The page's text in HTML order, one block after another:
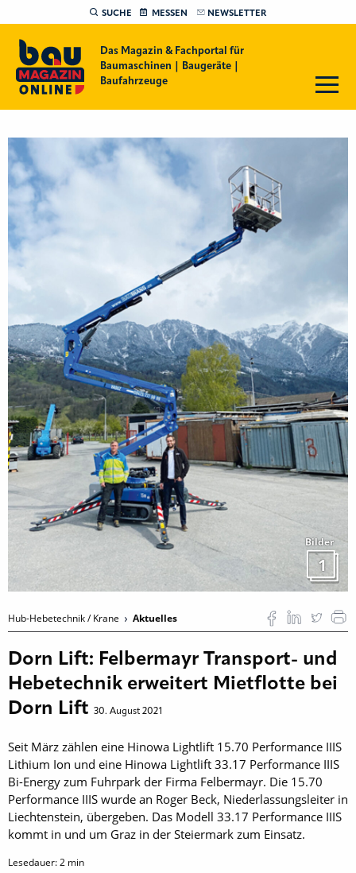
SUCHE MESSEN NEWSLETTER
Das Magazin & Fachportal für
Baumaschinen | Baugeräte |
Baufahrzeuge
Bilder
1
Hub-Hebetechnik / Krane Aktuelles
Dorn Lift: Felbermayr Transport- und
Hebetechnik erweitert Mietflotte bei
Dorn Lift 30. August 2021
Seit März zählen eine Hinowa Lightlift 15.70 Performance IIIS
Lithium Ion und eine Hinowa Lightlift 33.17 Performance IIIS
Bi-Energy zum Fuhrpark der Firma Felbermayr. Die 15.70
Performance IIIS wurde an Roger Beck, Niederlassungsleiter in
Liechtenstein, übergeben. Das Modell 33.17 Performance IIIS
kommt in und um Graz in der Steiermark zum Einsatz.
Lesedauer:2 min